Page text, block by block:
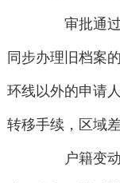
审批通过
同步办理旧档案
环线以外的申请
转移手续，区域
户籍变动